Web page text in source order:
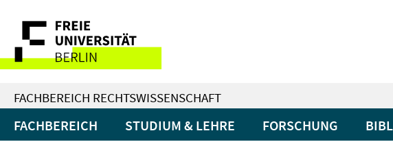
direkt
Inhalt
Service-
Navigation
FACHBEREICH RECHTSWISSENSCHAFT
FACHBEREICH STUDIUM & LEHRE FORSCHUNG